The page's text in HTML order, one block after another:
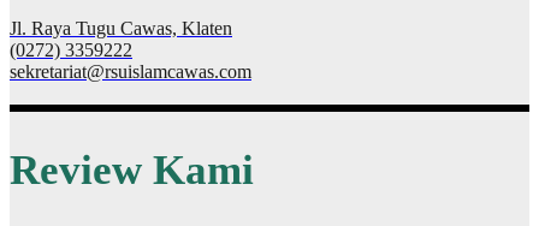
Jl. Raya Tugu Cawas, Klaten
(0272) 3359222
sekretariat@rsuislamcawas.com
Review Kami